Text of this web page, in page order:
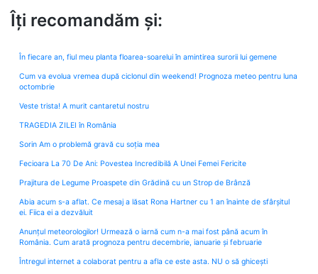
Îți recomandăm și:
În fiecare an, fiul meu planta floarea-soarelui în amintirea surorii lui gemene
Cum va evolua vremea după ciclonul din weekend! Prognoza meteo pentru luna
octombrie
Veste trista! A murit cantaretul nostru
TRAGEDIA ZILEI în România
Sorin Am o problemă gravă cu soția mea
Fecioara La 70 De Ani: Povestea Incredibilă A Unei Femei Fericite
Prajitura de Legume Proaspete din Grădină cu un Strop de Brânză
Abia acum s-a aflat. Ce mesaj a lăsat Rona Hartner cu 1 an înainte de sfârșitul
ei. Fiica ei a dezvăluit
Anunțul meteorologilor! Urmează o iarnă cum n-a mai fost până acum în
România. Cum arată prognoza pentru decembrie, ianuarie și februarie
Întregul internet a colaborat pentru a afla ce este asta. NU o să ghicești